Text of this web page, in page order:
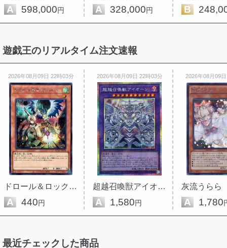
A 598,000円 A 328,000円 B
遊戯王のリアルタイム注文速報
2026年08月09日 22時03分
ドロール＆ロックバード
A 440円
2026年08月09日 22時03分
超越召喚獣アイオーン
A 1,580円
2026年08月09
灰流うらら
A 1,780
最近チェックした商品